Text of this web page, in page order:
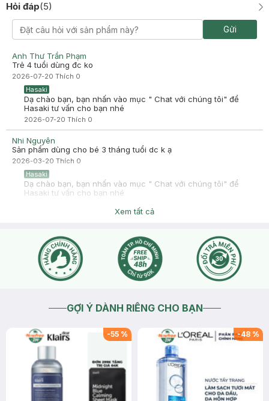
Hỏi đáp(5)
Gửi
Anh Thư Trần Phạm
Trẻ 4 tuổi dùng đc ko
2026-07-20 Thích 0
Hasaki
Dạ chào bạn, bạn nhấn vào mục " Chat với chúng tôi" để
Hasaki tư vấn cho bạn nhé
2026-07-20 Thích 0
Nhi Nguyên
Sản phẩm dùng cho bé 3 tháng tuổi dc k ạ
2026-03-20 Thích 0
Hasaki
Dạ chào bạn, bạn nhấn vào mục " Chat với chúng tôi" để
Hasaki tư vấn cho bạn nhé
Xem tất cả
GỢI Ý DÀNH RIÊNG CHO BẠN
-55 % -48 %